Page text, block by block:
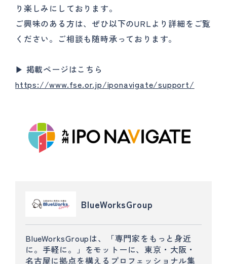
り楽しみにしております。
ご興味のある方は、ぜひ以下のURLより詳細をご覧
ください。ご相談も随時承っております。
▶ 掲載ページはこちら
https://www.fse.or.jp/iponavigate/support/
BlueWorksGroup
BlueWorksGroupは、「専門家をもっと身近
に。手軽に。」をモットーに、東京・大阪・
名古屋に拠点を構えるプロフェッショナル集